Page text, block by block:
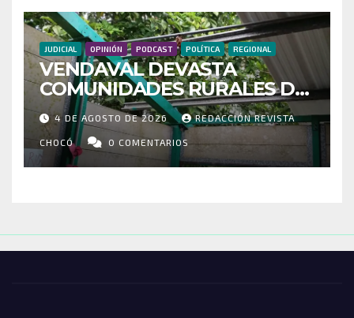
JUDICIAL OPINIÓN PODCAST POLÍTICA REGIONAL
VENDAVAL DEVASTA
COMUNIDADES RURALES DE
RIOSUCIO: ESCUELAS,
VIVIENDAS Y CEMENTERIO
ENTRE LOS AFECTADOS
4 DE AGOSTO DE 2026 REDACCIÓN REVISTA
CHOCÓ 0 COMENTARIOS